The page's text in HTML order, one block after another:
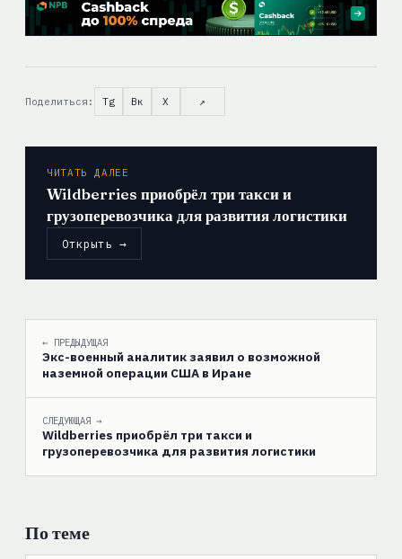
Поделиться: Tg Вк X ↗
ЧИТАТЬ ДАЛЕЕ
Wildberries приобрёл три такси и
грузоперевозчика для развития логистики
Открыть →
← ПРЕДЫДУЩАЯ
Экс-военный аналитик заявил о возможной
наземной операции США в Иране
СЛЕДУЮЩАЯ →
Wildberries приобрёл три такси и
грузоперевозчика для развития логистики
По теме